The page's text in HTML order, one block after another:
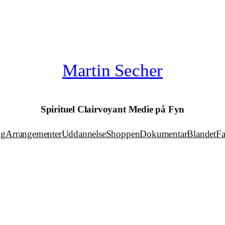
Martin Secher
Spirituel Clairvoyant Medie på Fyn
ArrangementerUddannelseShoppenDokumentarBlandet